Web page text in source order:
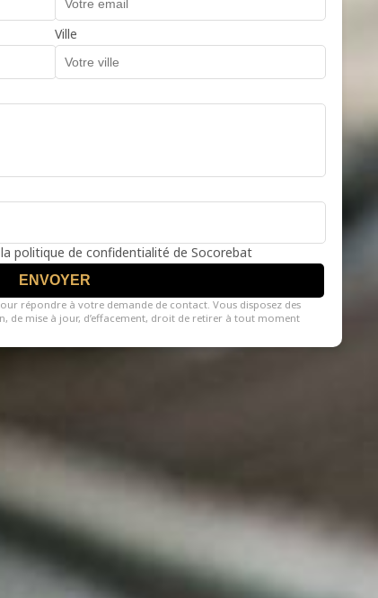
Ville
politique de confidentialité de Socorebat
ENVOYER
répondre à votre demande de contact. Vous disposez des
de mise à jour, d’effacement, droit de retirer à tout moment